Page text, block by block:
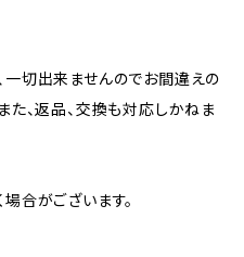
切出来ませんのでお間違えの
た、返品、交換も対応しかねま
合がございます。